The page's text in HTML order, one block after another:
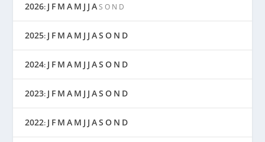
2026: J F M A M J J A S O N D
2025: J F M A M J J AS O N D
2024: J F M A M J J AS O N D
2023: J F M A M J J AS O N D
2022: J F M A M J J AS O N D